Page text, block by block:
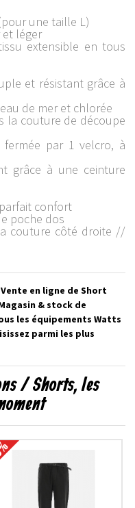
une taille L)
léger
extensible en tous
et résistant grâce à
de mer et chlorée
la couture de découpe
par 1 velcro, à
grâce à une ceinture
confort
poche dos
couture côté droite //
en ligne de Short
& stock de
les équipements Watts
parmi les plus
/ Shorts, les